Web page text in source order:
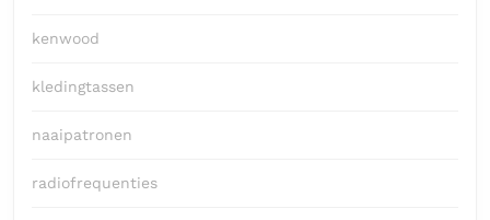
kenwood
kledingtassen
naaipatronen
radiofrequenties